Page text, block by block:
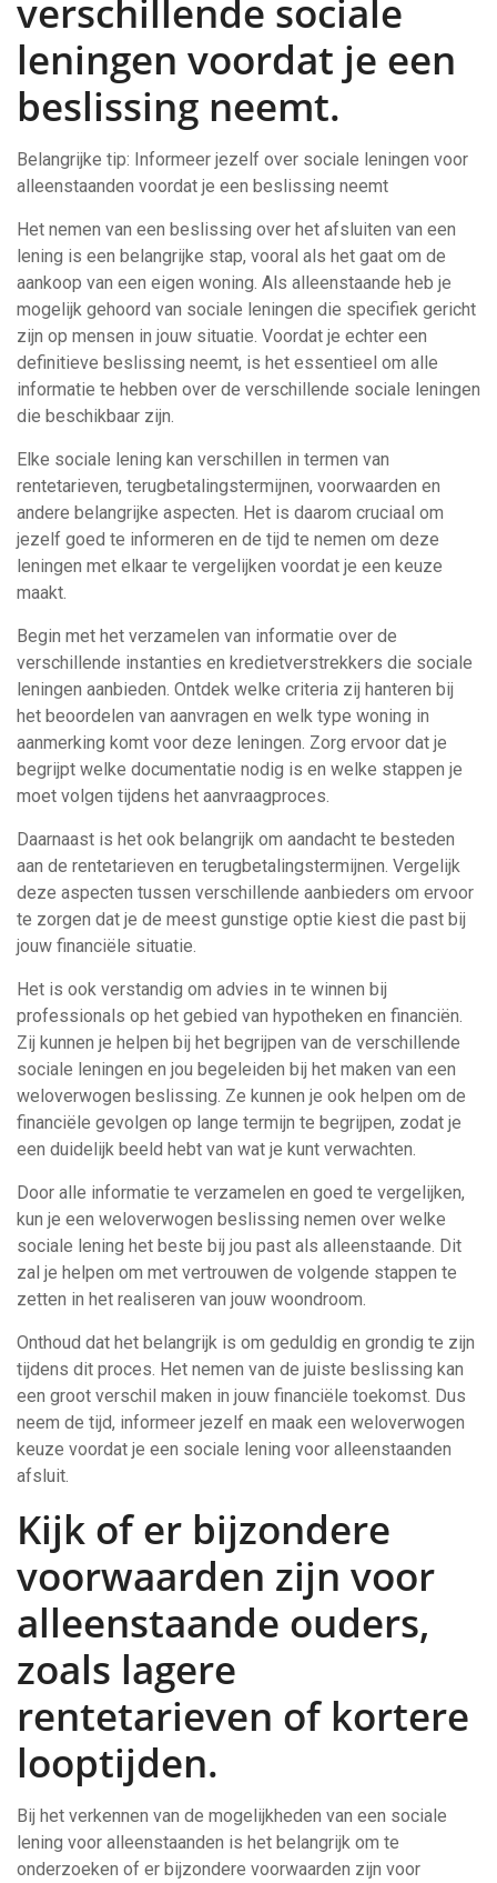
verschillende sociale
leningen voordat je een
beslissing neemt.
Belangrijke tip: Informeer jezelf over sociale leningen voor
alleenstaanden voordat je een beslissing neemt
Het nemen van een beslissing over het afsluiten van een
lening is een belangrijke stap, vooral als het gaat om de
aankoop van een eigen woning. Als alleenstaande heb je
mogelijk gehoord van sociale leningen die specifiek gericht
zijn op mensen in jouw situatie. Voordat je echter een
definitieve beslissing neemt, is het essentieel om alle
informatie te hebben over de verschillende sociale leningen
die beschikbaar zijn.
Elke sociale lening kan verschillen in termen van
rentetarieven, terugbetalingstermijnen, voorwaarden en
andere belangrijke aspecten. Het is daarom cruciaal om
jezelf goed te informeren en de tijd te nemen om deze
leningen met elkaar te vergelijken voordat je een keuze
maakt.
Begin met het verzamelen van informatie over de
verschillende instanties en kredietverstrekkers die sociale
leningen aanbieden. Ontdek welke criteria zij hanteren bij
het beoordelen van aanvragen en welk type woning in
aanmerking komt voor deze leningen. Zorg ervoor dat je
begrijpt welke documentatie nodig is en welke stappen je
moet volgen tijdens het aanvraagproces.
Daarnaast is het ook belangrijk om aandacht te besteden
aan de rentetarieven en terugbetalingstermijnen. Vergelijk
deze aspecten tussen verschillende aanbieders om ervoor
te zorgen dat je de meest gunstige optie kiest die past bij
jouw financiële situatie.
Het is ook verstandig om advies in te winnen bij
professionals op het gebied van hypotheken en financiën.
Zij kunnen je helpen bij het begrijpen van de verschillende
sociale leningen en jou begeleiden bij het maken van een
weloverwogen beslissing. Ze kunnen je ook helpen om de
financiële gevolgen op lange termijn te begrijpen, zodat je
een duidelijk beeld hebt van wat je kunt verwachten.
Door alle informatie te verzamelen en goed te vergelijken,
kun je een weloverwogen beslissing nemen over welke
sociale lening het beste bij jou past als alleenstaande. Dit
zal je helpen om met vertrouwen de volgende stappen te
zetten in het realiseren van jouw woondroom.
Onthoud dat het belangrijk is om geduldig en grondig te zijn
tijdens dit proces. Het nemen van de juiste beslissing kan
een groot verschil maken in jouw financiële toekomst. Dus
neem de tijd, informeer jezelf en maak een weloverwogen
keuze voordat je een sociale lening voor alleenstaanden
afsluit.
Kijk of er bijzondere
voorwaarden zijn voor
alleenstaande ouders,
zoals lagere
rentetarieven of kortere
looptijden.
Bij het verkennen van de mogelijkheden van een sociale
lening voor alleenstaanden is het belangrijk om te
onderzoeken of er bijzondere voorwaarden zijn voor